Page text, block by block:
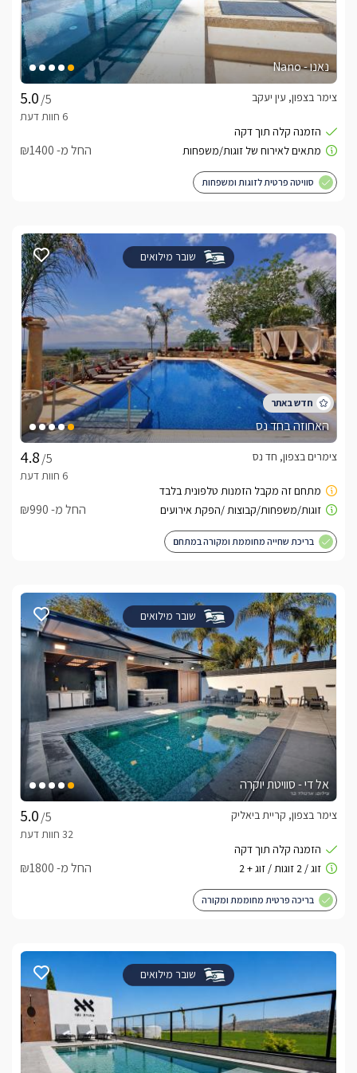
נאנו - Nano
/5
צימר בצפון, עין יעקב
החל מ- ₪1400
סוויטה פרטית לזוגות ומשפחות
שובר מילואים
האחוזה בחד נס
/5
צימרים בצפון, חד נס
החל מ- ₪990
בריכת שחייה מחוממת ומקורה במתחם
שובר מילואים
אל די - סוויטת יוקרה
/5
צימר בצפון, קריית ביאליק
החל מ- ₪1800
בריכה פרטית מחוממת ומקורה
שובר מילואים